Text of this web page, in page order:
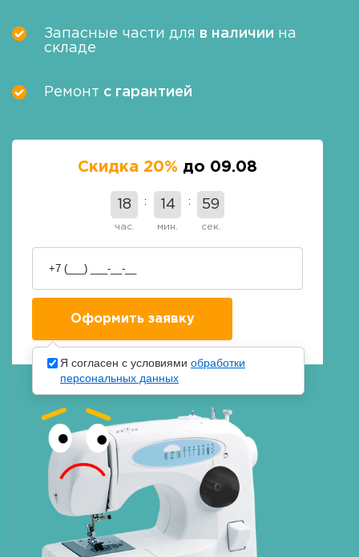
Запасные части для в наличии на
складе
Ремонт с гарантией
Скидка 20% до 09.08
18
час.
14
мин.
58
сек.
Я согласен с условиями обработки
персональных данных